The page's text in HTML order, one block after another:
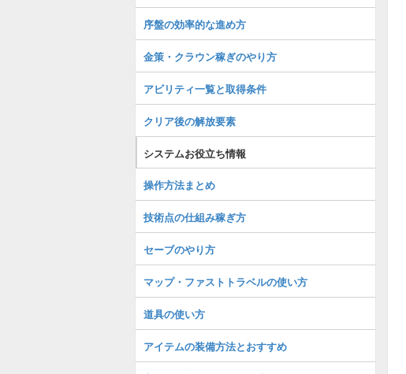
序盤の効率的な進め方
金策・クラウン稼ぎのやり方
アビリティ一覧と取得条件
クリア後の解放要素
システムお役立ち情報
操作方法まとめ
技術点の仕組み稼ぎ方
セーブのやり方
マップ・ファストトラベルの使い方
道具の使い方
アイテムの装備方法とおすすめ